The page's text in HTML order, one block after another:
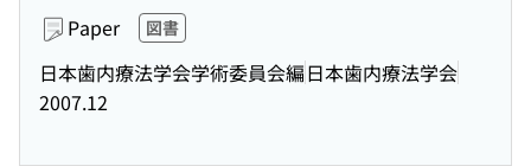
Paper 図書
日本歯内療法学会学術委員会編日本歯内療法学会
2007.12